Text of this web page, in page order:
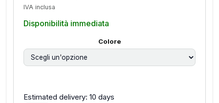
IVA inclusa
Disponibilità immediata
Colore
Estimated delivery: 10 days